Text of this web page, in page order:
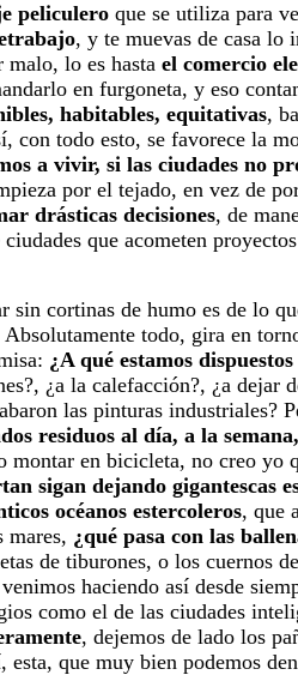
peliculero que se utiliza para
, y te muevas de casa lo
malo, lo es hasta el comercio
en furgoneta, y eso
habitables, equitativas,
con todo esto, se favorece la
a vivir, si las ciudades no
por el tejado, en vez de
drásticas decisiones, de
que acometen
sin cortinas de humo es de lo
Absolutamente todo, gira en
¿A qué estamos
¿a la calefacción?, ¿a
las pinturas industriales?
residuos al día, a la
montar en bicicleta, no creo
sigan dejando gigantescas
océanos estercoleros, que
mares, ¿qué pasa con las
de tiburones, o los cuernos
haciendo así desde
como el de las ciudades
, dejemos de lado los
esta, que muy bien podemos